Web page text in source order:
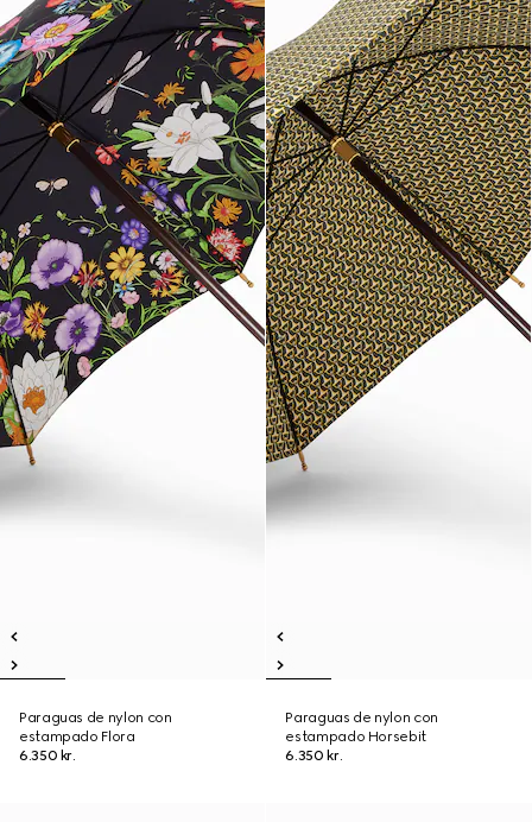
Paraguas de nylon con
estampado Flora
6.350 kr.
Paraguas de nylon con
estampado Horsebit
6.350 kr.